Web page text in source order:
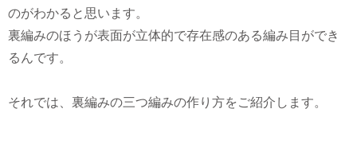
のがわかると思います。
裏編みのほうが表面が立体的で存在感のある編み目ができ
るんです。
それでは、裏編みの三つ編みの作り方をご紹介します。